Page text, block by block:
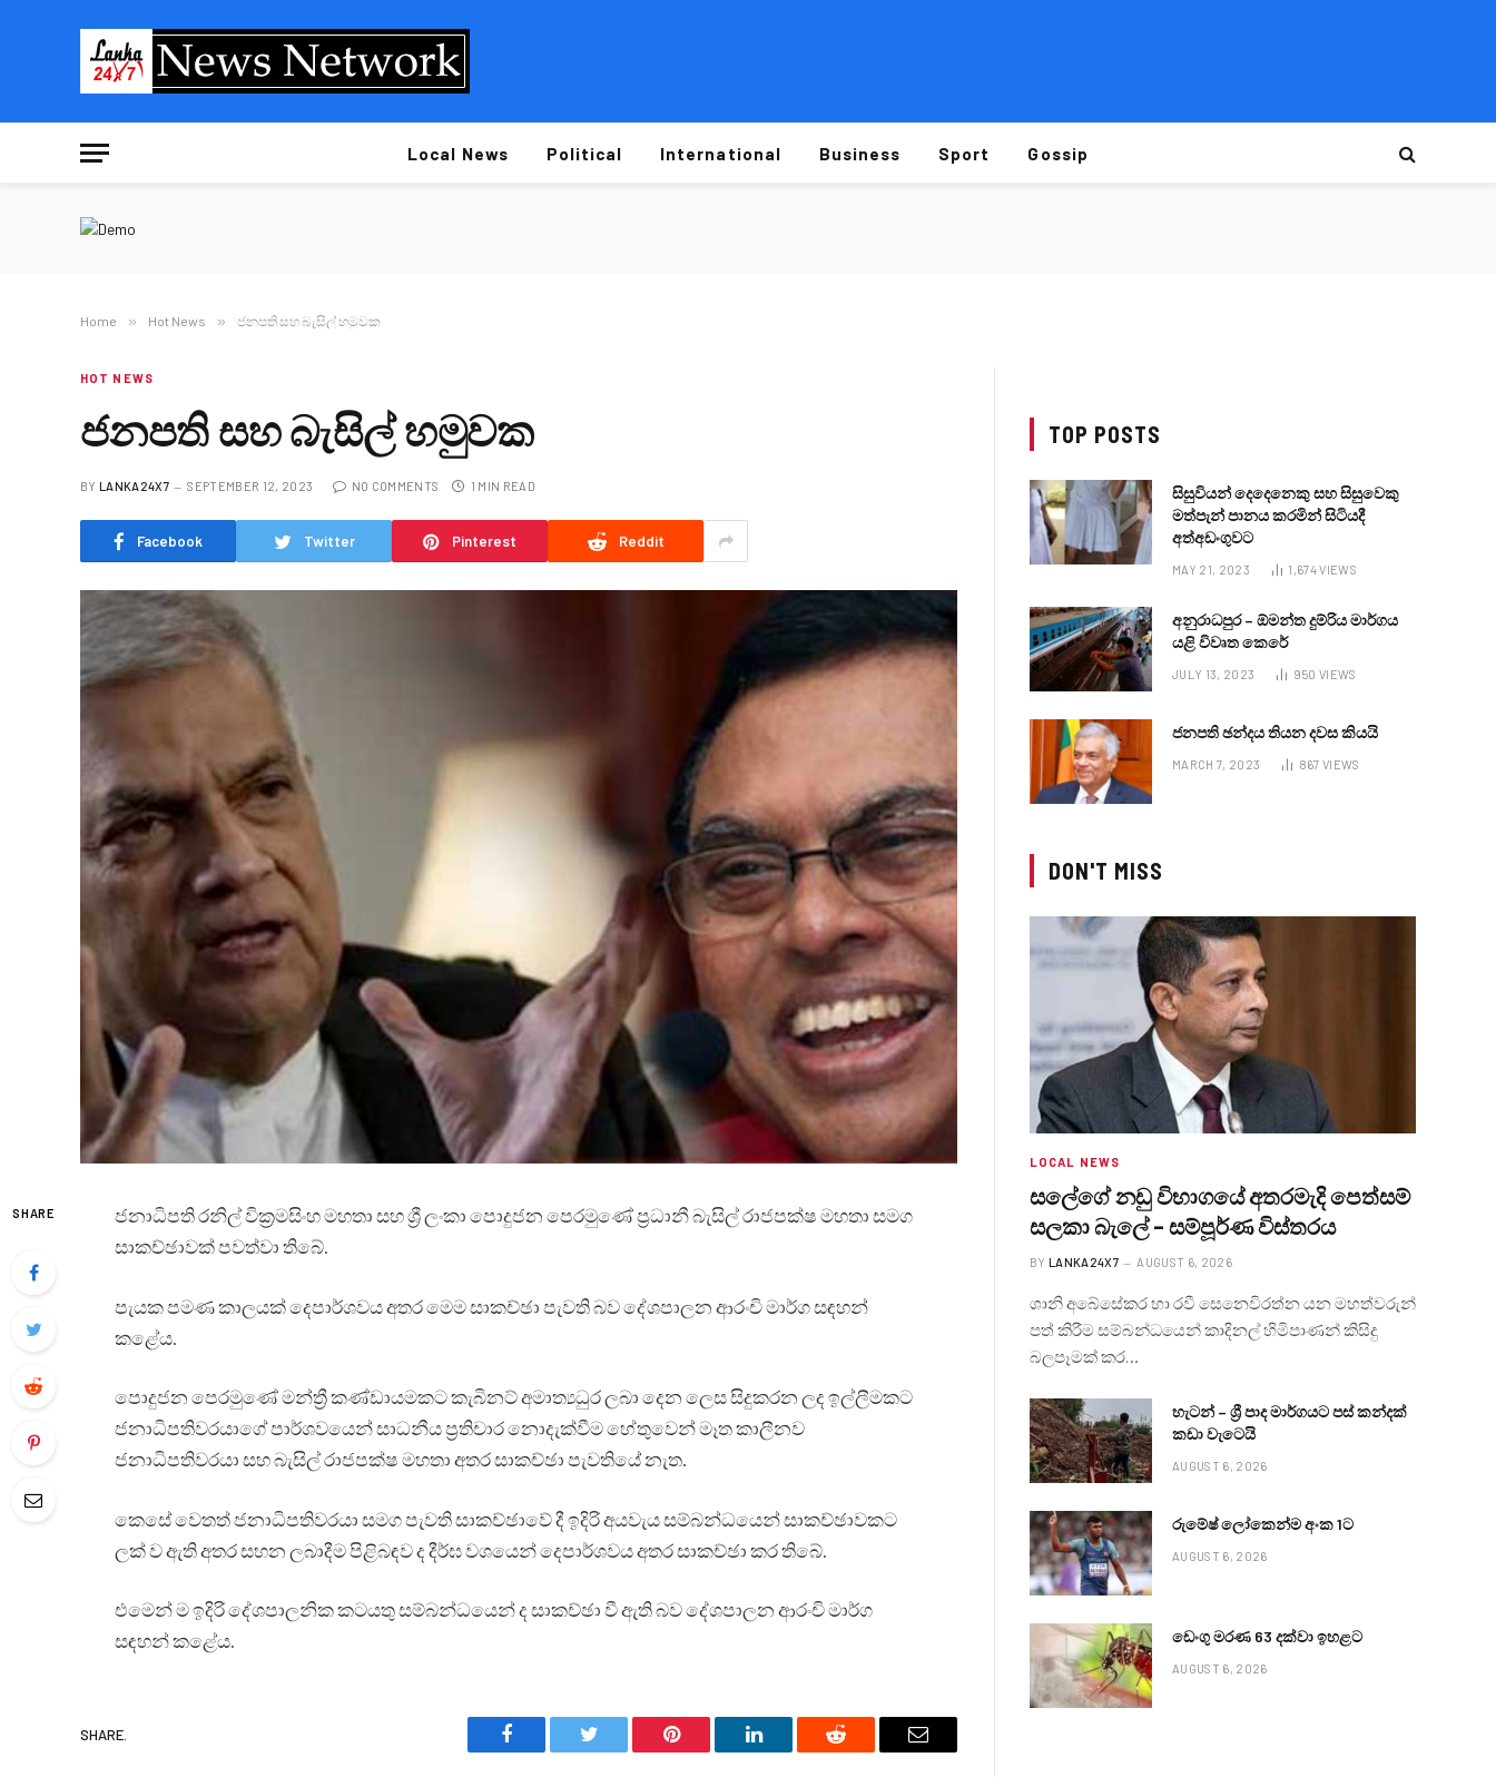
Local News Political International Business Sport Gossip
Home » Hot News » ජනපති සහ බැසිල් හමුවක
HOT NEWS
ජනපති සහ බැසිල් හමුවක
BY LANKA24X7 SEPTEMBER 12, 2023 NO COMMENTS 1 MIN READ
Facebook Twitter Pinterest Reddit
SHARE
ජනාධිපති රනිල් වික්‍රමසිංහ මහතා සහ ශ්‍රී ලංකා පොදුජන පෙරමුණේ ප්‍රධානී බැසිල් රාජපක්ෂ මහතා සමග
සාකච්ඡාවක් පවත්වා තිබේ.
පැයක පමණ කාලයක් දෙපාර්ශවය අතර මෙම සාකච්ඡා පැවති බව දේශපාලන ආරංචි මාර්ග සඳහන්
කළේය.
පොදුජන පෙරමුණේ මන්ත්‍රී කණ්ඩායමකට කැබිනට් අමාත්‍යධුර ලබා දෙන ලෙස සිදුකරන ලද ඉල්ලීමකට
ජනාධිපතිවරයාගේ පාර්ශවයෙන් සාධනීය ප්‍රතිචාර නොදැක්වීම හේතුවෙන් මෑත කාලීනව
ජනාධිපතිවරයා සහ බැසිල් රාජපක්ෂ මහතා අතර සාකච්ඡා පැවතියේ නැත.
කෙසේ වෙතත් ජනාධිපතිවරයා සමග පැවති සාකච්ඡාවේ දී ඉදිරි අයවැය සම්බන්ධයෙන් සාකච්ඡාවකට
ලක් ව ඇති අතර සහන ලබාදීම පිළිබඳව ද දීර්ඝ වශයෙන් දෙපාර්ශවය අතර සාකච්ඡා කර තිබේ.
එමෙන් ම ඉදිරි දේශපාලනික කටයතු සම්බන්ධයෙන් ද සාකච්ඡා වී ඇති බව දේශපාලන ආරංචි මාර්ග
සඳහන් කළේය.
SHARE.
Facebook Twitter Pinterest LinkedIn Reddit Email
TOP POSTS
සිසුවියන් දෙදෙනෙකු සහ සිසුවෙකු
මත්පැන් පානය කරමින් සිටියදී
අත්අඩංගුවට
MAY 21, 2023 1,674VIEWS
අනුරාධපුර – ඕමන්ත දුම්රිය මාර්ගය
යළි විවෘත කෙරේ
JULY 13, 2023 950 VIEWS
ජනපති ඡන්දය තියන දවස කියයි
MARCH 7, 2023 867 VIEWS
DON'T MISS
LOCAL NEWS
සලේගේ නඩු විභාගයේ අතරමැදි පෙත්සම්
සලකා බැලේ – සම්පූර්ණ විස්තරය
BY LANKA24X7 AUGUST 6, 2026
ශානි අබේසේකර හා රවී සෙනෙවිරත්න යන මහත්වරුන්
පත් කිරීම සම්බන්ධයෙන් කාදිනල් හිමිපාණන් කිසිදු
බලපෑමක් කර…
හැටන් – ශ්‍රී පාද මාර්ගයට පස් කන්දක්
කඩා වැටෙයි
AUGUST 6, 2026
රුමේෂ් ලෝකෙන්ම අංක 1ට
AUGUST 6, 2026
ඩෙංගු මරණ 63 දක්වා ඉහළට
AUGUST 6, 2026